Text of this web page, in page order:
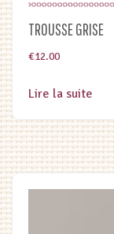
TROUSSE GRISE
€12.00
Lire la suite